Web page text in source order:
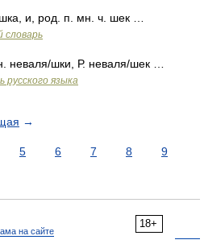
и, род. п. мн. ч. шек …
словарь
неваля/шки, Р. неваля/шек …
русского языка
→
5 6 7 8
9
18+
на сайте